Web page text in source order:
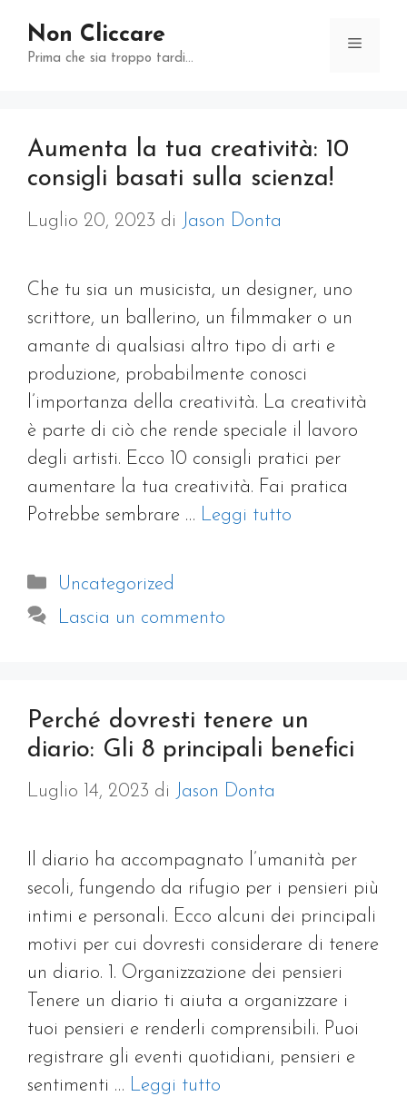
Non Cliccare
Prima che sia troppo tardi…
Menu
Aumenta la tua creatività: 10
consigli basati sulla scienza!
Luglio 20, 2023 di Jason Donta
Che tu sia un musicista, un designer, uno
scrittore, un ballerino, un filmmaker o un
amante di qualsiasi altro tipo di arti e
produzione, probabilmente conosci
l’importanza della creatività. La creatività
è parte di ciò che rende speciale il lavoro
degli artisti. Ecco 10 consigli pratici per
aumentare la tua creatività. Fai pratica
Potrebbe sembrare … Leggi tutto
Categorie
Uncategorized
Lascia un commento
Perché dovresti tenere un
diario: Gli 8 principali benefici
Luglio 14, 2023 di Jason Donta
Il diario ha accompagnato l’umanità per
secoli, fungendo da rifugio per i pensieri più
intimi e personali. Ecco alcuni dei principali
motivi per cui dovresti considerare di tenere
un diario. 1. Organizzazione dei pensieri
Tenere un diario ti aiuta a organizzare i
tuoi pensieri e renderli comprensibili. Puoi
registrare gli eventi quotidiani, pensieri e
sentimenti … Leggi tutto